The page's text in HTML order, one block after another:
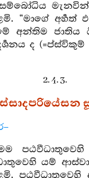
“මාගේ අර්‍හත්
අන්තිම ජාතිය
ද
2. 4. 3.
පඨවීධාතුවෙහි
යම්
පඨවීධාතුවෙහි